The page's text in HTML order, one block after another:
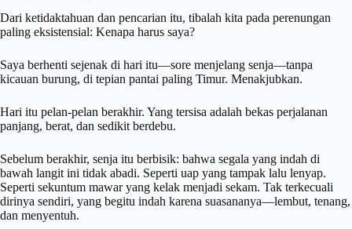
Dari ketidaktahuan dan pencarian itu, tibalah kita pada perenungan
paling eksistensial: Kenapa harus saya?
Saya berhenti sejenak di hari itu—sore menjelang senja—tanpa
kicauan burung, di tepian pantai paling Timur. Menakjubkan.
Hari itu pelan-pelan berakhir. Yang tersisa adalah bekas perjalanan
panjang, berat, dan sedikit berdebu.
Sebelum berakhir, senja itu berbisik: bahwa segala yang indah di
bawah langit ini tidak abadi. Seperti uap yang tampak lalu lenyap.
Seperti sekuntum mawar yang kelak menjadi sekam. Tak terkecuali
dirinya sendiri, yang begitu indah karena suasananya—lembut, tenang,
dan menyentuh.